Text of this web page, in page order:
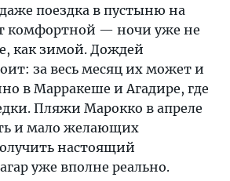
поездка в пустыню на
комфортной — ночи уже не
как зимой. Дождей
за весь месяц их может и
в Марракеше и Агадире, где
Пляжи Марокко в апреле
и мало желающих
настоящий
уже вполне реально.